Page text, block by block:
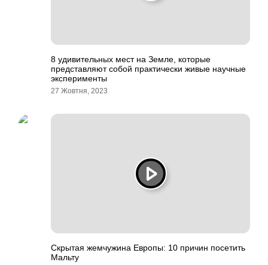
8 удивительных мест на Земле, которые
представляют собой практически живые научные
эксперименты
27 Жовтня, 2023
Скрытая жемчужина Европы: 10 причин посетить
Мальту